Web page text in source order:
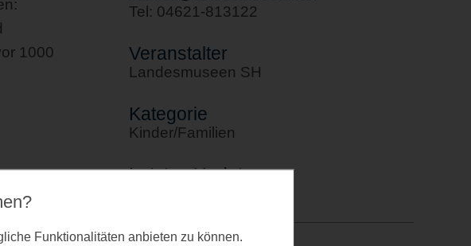
1000
Tel: 04621-813122
Veranstalter
Landesmuseen SH
Kategorie
Kinder/Familien
Letztes Update
Funktionalitäten anbieten zu können.